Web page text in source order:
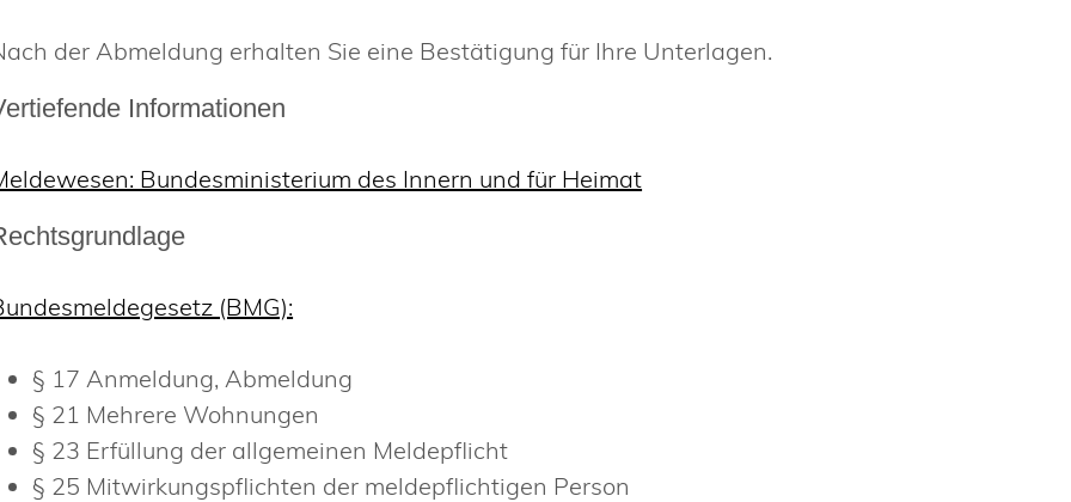
der Abmeldung erhalten Sie eine Bestätigung für Ihre Unterlagen.
Informationen
Bundesministerium des Innern und für Heimat
(BMG):
§ 17 Anmeldung, Abmeldung
§ 21 Mehrere Wohnungen
§ 23 Erfüllung der allgemeinen Meldepflicht
§ 25 Mitwirkungspflichten der meldepflichtigen Person